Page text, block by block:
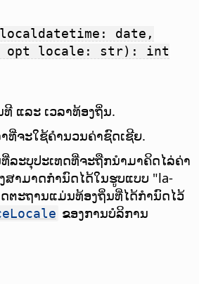
date,
opt locale: str): int
ທີ ແລະ ເວລາທ້ອງຖິ່ນ.
າທີ່ຈະໃຊ້ຄຳນວນຄ່າຊົດເຊີຍ.
ລະບຸປະເທດທີ່ຈະຖືກນຳມາຄິດໄລ່ຄ່າ
ສາມາດກຳນົດໄດ້ໃນຮູບແບບ "la-
ຕະຖານແມ່ນທ້ອງຖິ່ນທີ່ໄດ້ກຳນົດໄວ້
ຂອງການບໍລິການ